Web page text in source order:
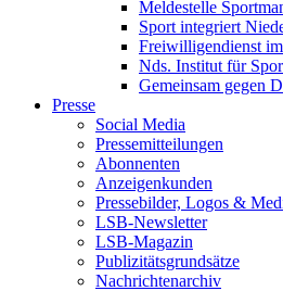
Meldestelle
Sport integriert
Freiwilligendienst
Nds. Institut für
Gemeinsam gegen
Presse
Social Media
Pressemitteilungen
Abonnenten
Anzeigenkunden
Pressebilder, Logos &
LSB-Newsletter
LSB-Magazin
Publizitätsgrundsätze
Nachrichtenarchiv